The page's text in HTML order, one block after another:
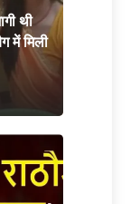
थी
में मिली